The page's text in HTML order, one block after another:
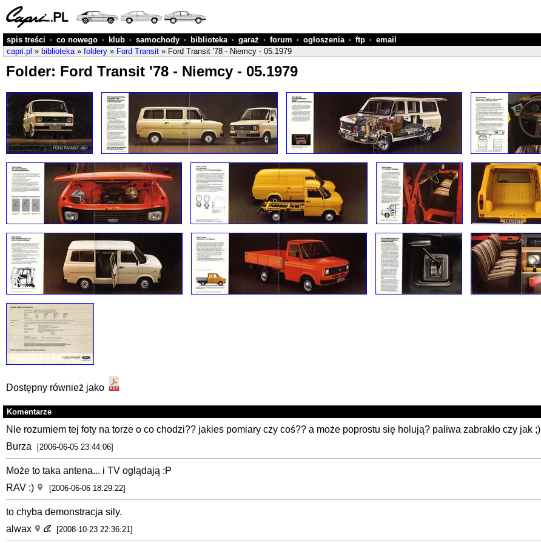
spis treści · co nowego · klub · samochody · biblioteka · garaż · forum · ogłoszenia · ftp · email
capri.pl » biblioteka» foldery » Ford Transit » Ford Transit '78 - Niemcy - 05.1979
Folder: Ford Transit '78 - Niemcy - 05.1979
Dostępny również jako
Komentarze
NIe rozumiem tej foty na torze o co chodzi?? jakies pomiary czy coś?? a może poprostu się holują? paliwa zabrakło czy jak ;)
Burza
[2006-06-05 23:44:06]
Może to taka antena... i TV oglądają :P
RAV :)
[2006-06-06 18:29:22]
to chyba demonstracja sily.
alwax
[2008-10-23 22:36:21]